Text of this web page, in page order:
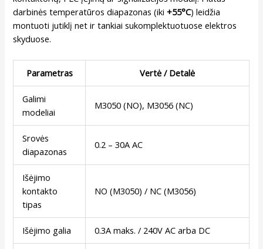
darbinės temperatūros diapazonas (iki+55°C) leidžia
montuoti jutiklį net ir tankiai sukomplektuotuose elektros
skyduose.
Parametras Vertė / Detalė
Galimi
modeliai
M3050 (NO), M3056 (NC)
Srovės
diapazonas
0.2 – 30A AC
Išėjimo
kontakto
tipas
NO (M3050) / NC (M3056)
Išėjimo galia 0.3A maks. / 240V AC arba DC